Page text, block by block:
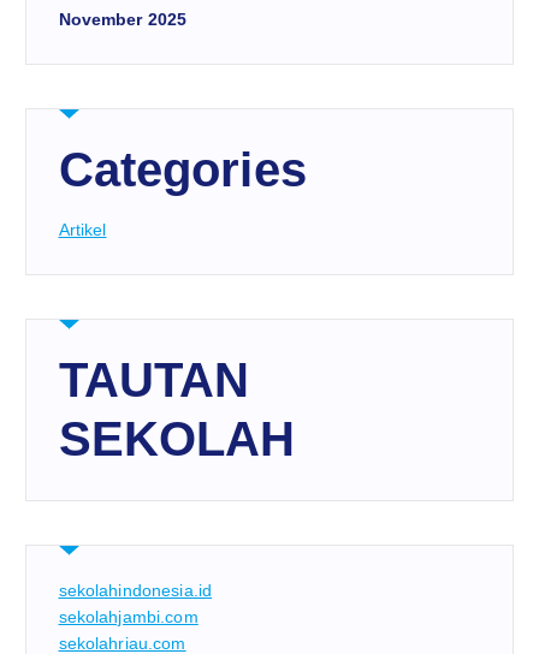
November 2025
Categories
Artikel
TAUTAN
SEKOLAH
sekolahindonesia.id
sekolahjambi.com
sekolahriau.com